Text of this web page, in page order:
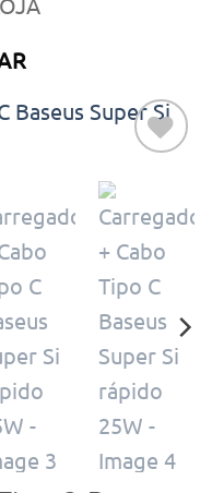
Adicionar
aos meus
desejos